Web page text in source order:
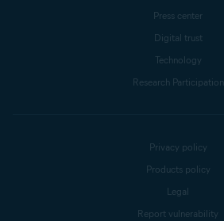
Press center
Digital trust
Technology
Research Participation
Privacy policy
Products policy
Legal
Report vulnerability